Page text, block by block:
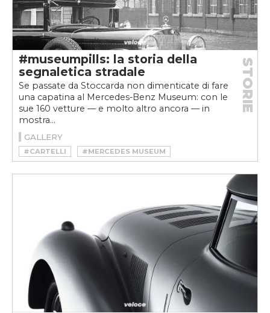
#museumpills: la storia della
segnaletica stradale
Se passate da Stoccarda non dimenticate di fare
una capatina al Mercedes-Benz Museum: con le
sue 160 vetture — e molto altro ancora — in
mostra...
STORIE
GALLERY
#CARTELLI
#MERCEDES MUSEUM
#MUSEUMPILLS
#SEGNALETICA STRADALE